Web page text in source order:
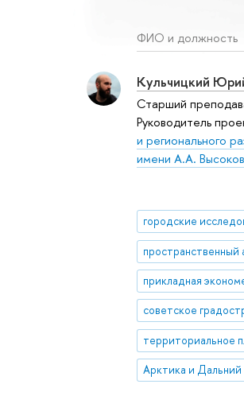
ФИО и должность
Кульчицкий
Старший
Руководитель
и регионального
имени А.А.
городские
пространственный
прикладная